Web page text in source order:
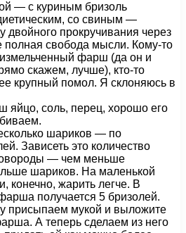
— с куриным бризоль
со свиным —
двойного прокручивания через
полная свобода мысли. Кому-то
фарш (да он и
скажем, лучше), кто-то
крупный помол. Я склоняюсь в
яйцо, соль, перец, хорошо его
шариков — по
Зависеть это количество
— чем меньше
шариков. На маленькой
конечно, жарить легче. В
получается 5 бризолей.
присыпаем мукой и выложите
А теперь сделаем из него